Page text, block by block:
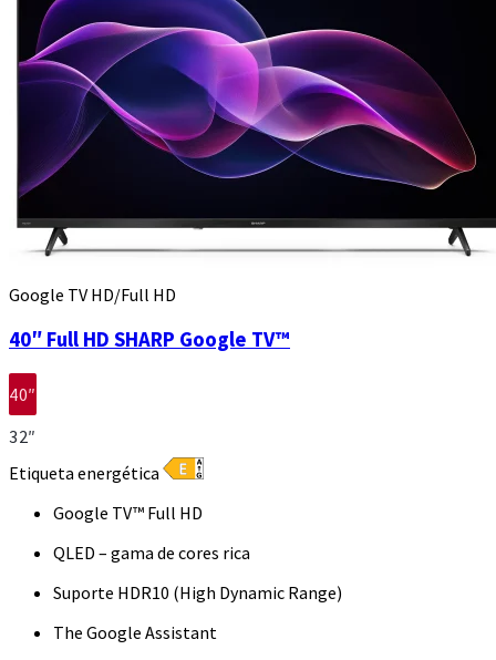
Google TV HD/Full HD
40″ Full HD SHARP Google TV™
40″
32″
Etiqueta energética
Google TV™ Full HD
QLED – gama de cores rica
Suporte HDR10 (High Dynamic Range)
The Google Assistant